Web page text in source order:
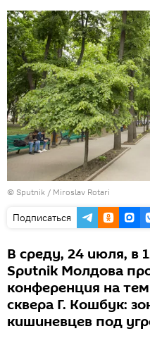
© Sputnik / Miroslav Rotari
Подписаться
В среду, 24 июля, в
Sputnik Молдова
конференция на
сквера Г. Кошбук:
кишиневцев под